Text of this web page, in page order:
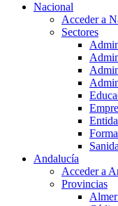
Nacional
Acceder a
Sectores
Andalucía
Acceder a
Provincias